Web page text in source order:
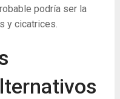
podría ser la
y cicatrices.